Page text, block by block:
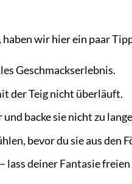
wir hier ein paar
Geschmackserlebnis.
der Teig nicht überläuft.
backe sie nicht zu
bevor du sie aus den
deiner Fantasie freien